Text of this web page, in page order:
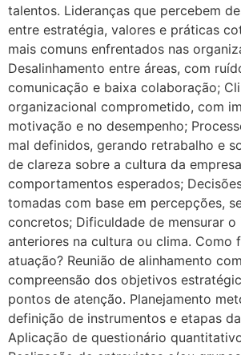
talentos. Lideranças que percebem
entre estratégia, valores e práticas
mais comuns enfrentados nas
Desalinhamento entre áreas, com
comunicação e baixa colaboração;
organizacional comprometido, com
motivação e no desempenho;
mal definidos, gerando retrabalho e
de clareza sobre a cultura da
comportamentos esperados;
tomadas com base em percepções,
concretos; Dificuldade de mensurar
anteriores na cultura ou clima. Como
atuação? Reunião de alinhamento
compreensão dos objetivos
pontos de atenção. Planejamento
definição de instrumentos e etapas
Aplicação de questionário